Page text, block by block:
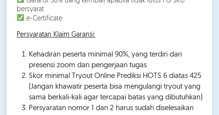
bersyarat
e-Certificate
Persyaratan Klaim Garansi:
Kehadiran peserta minimal 90%, yang terdiri dari
presensi zoom dan pengerjaan tugas
Skor minimal Tryout Online Prediksi HOTS 6 diatas 425
(Jangan khawatir peserta bisa mengulangi tryout yang
sama berkali-kali agar tercapai batas yang dibutuhkan)
Persyaratan nomor 1 dan 2 harus sudah diselesaikan